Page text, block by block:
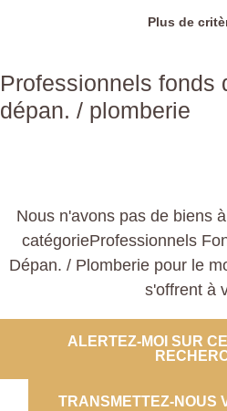
Plus de
Professionnels fonds
dépan. / plomberie
Nous n'avons pas de biens
catégorieProfessionnels
Dépan. / Plomberie pour le
s'offrent à
ALERTEZ-MOI SUR
TRANSMETTEZ-NOUS